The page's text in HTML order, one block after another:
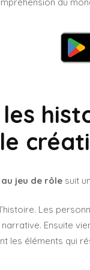
jeu de rôle suit
Les
Ensuite
les éléments qui